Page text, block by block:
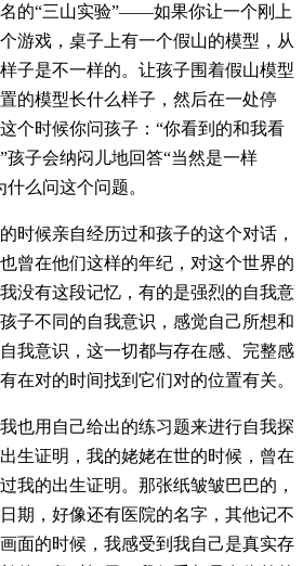
的“三山实验”——如果你让一个刚上
游戏，桌子上有一个假山的模型，从
子是不一样的。让孩子围着假山模型
的模型长什么样子，然后在一处停
个时候你问孩子：“你看到的和我看
孩子会纳闷儿地回答“当然是一样
么问这个问题。
时候亲自经历过和孩子的这个对话，
曾在他们这样的年纪，对这个世界的
没有这段记忆，有的是强烈的自我意
子不同的自我意识，感觉自己所想和
我意识，这一切都与存在感、完整感
在对的时间找到它们对的位置有关。
也用自己给出的练习题来进行自我探
生证明，我的姥姥在世的时候，曾在
我的出生证明。那张纸皱皱巴巴的，
期，好像还有医院的名字，其他记不
面的时候，我感受到我自己是真实存